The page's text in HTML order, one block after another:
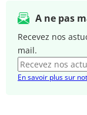
A ne pas
Recevez nos
mail.
En savoir plus sur